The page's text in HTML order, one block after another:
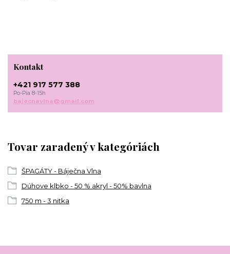
Tovar zaradený v kategóriách
ŠPAGÁTY - Báječna Vlna
Dúhove klbko - 50 % akryl - 50% bavlna
750 m - 3 nitka
Kontakt
+421 917 577 388
Po-Pia 8-15h
bajecnavlna@gmail.com